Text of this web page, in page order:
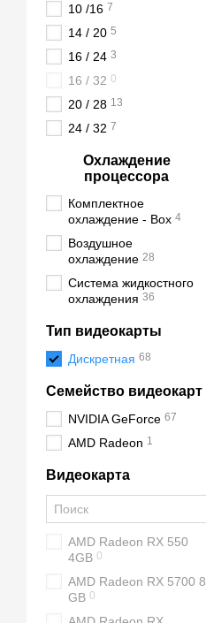
10 /16 7
14 / 20 5
16 / 24 3
16 / 32 0
20 / 28 13
24 / 32 7
Охлаждение
процессора
Комплектное
охлаждение - Box 4
Воздушное
охлаждение 28
Система жидкостного
охлаждения 36
Тип видеокарты
Дискретная 68
Семейство видеокарт
NVIDIA GeForce 67
AMD Radeon 1
Видеокарта
AMD Radeon RX 550
4GB 0
AMD Radeon RX 5700 8
GB 0